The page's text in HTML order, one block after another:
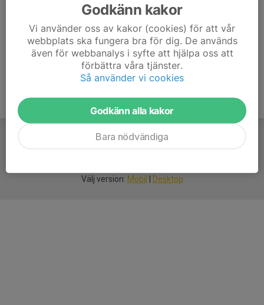
Välj version: Mobil Desktop
Godkänn kakor
Vi använder oss av kakor (cookies) för att vår
webbplats ska fungera bra för dig. De används
även för webbanalys i syfte att hjälpa oss att
förbättra våra tjänster.
Så använder vi cookies
Godkänn alla kakor
Bara nödvändiga